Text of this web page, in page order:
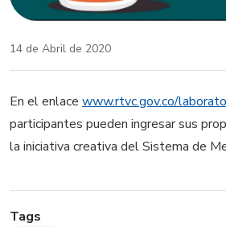
14 de Abril de 2020
En el enlace www.rtvc.gov.co/
participantes pueden ingresar sus
la iniciativa creativa del Sistema de
Tags